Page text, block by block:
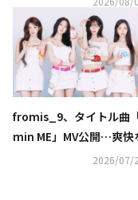
fromis_9、タイトル曲
min ME」MV公開…爽快
ルギーを届けるビタミ
2026/07/